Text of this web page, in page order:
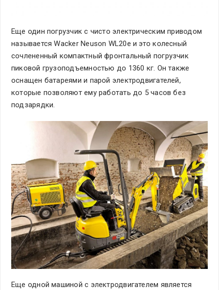
Еще один погрузчик с чисто электрическим приводом
называется Wacker Neuson WL20e и это колесный
сочлененный компактный фронтальный погрузчик
пиковой грузоподъемностью до 1360 кг. Он также
оснащен батареями и парой электродвигателей,
которые позволяют ему работать до 5 часов без
подзарядки.
Еще одной машиной с электродвигателем является